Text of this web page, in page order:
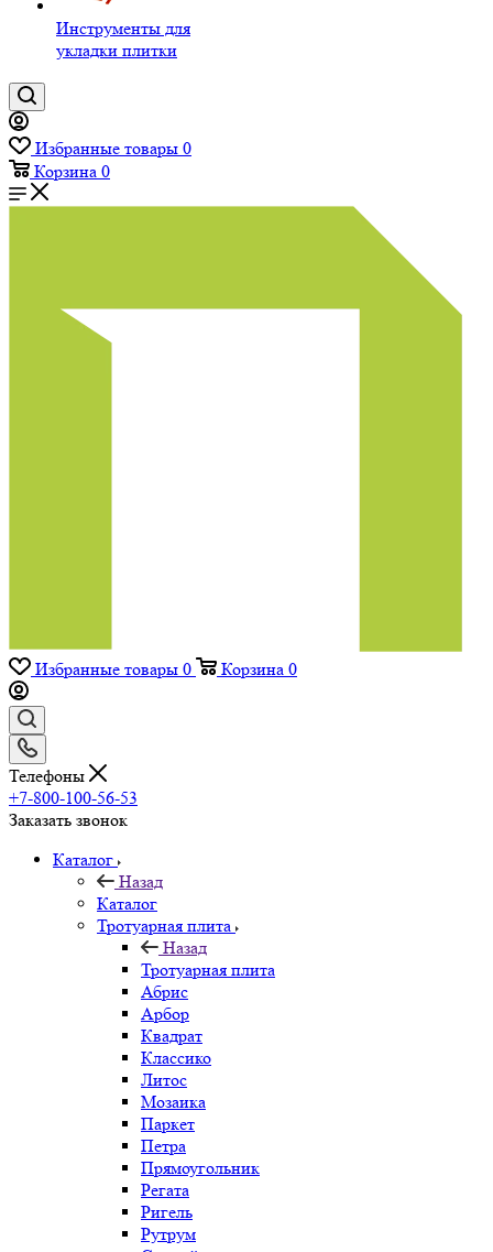
Инструменты для
укладки плитки
Избранные товары 0
Корзина 0
Избранные товары 0 Корзина 0
Телефоны
+7-800-100-56-53
Заказать звонок
Каталог
Назад
Каталог
Тротуарная плита
Назад
Тротуарная плита
Абрис
Арбор
Квадрат
Классико
Литос
Мозаика
Паркет
Петра
Прямоугольник
Регата
Ригель
Рутрум